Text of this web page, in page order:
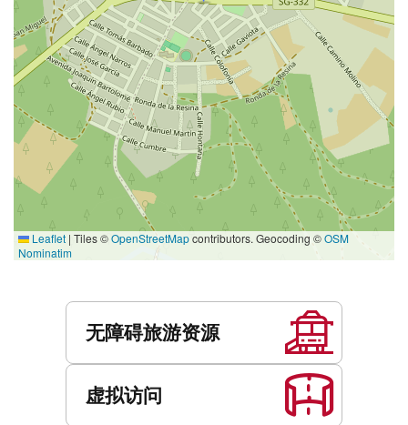
Leaflet | Tiles ©OpenStreetMapcontributors. Geocoding ©OSM
Nominatim
无障碍旅游资源
虚拟访问